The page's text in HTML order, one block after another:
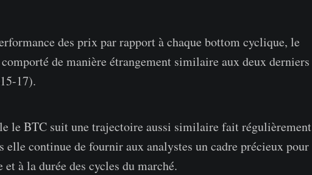
des prix par rapport à chaque bottom cyclique, le
de manière étrangement similaire aux deux derniers
17).
le BTC suit une trajectoire aussi similaire fait régulièrement
elle continue de fournir aux analystes un cadre précieux pour
à la durée des cycles du marché.